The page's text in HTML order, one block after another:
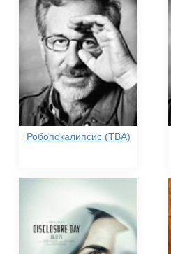
Робопокалипсис (TBA)